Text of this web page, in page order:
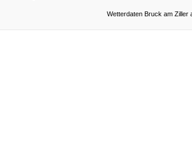
Wetterdaten Bruck am Ziller